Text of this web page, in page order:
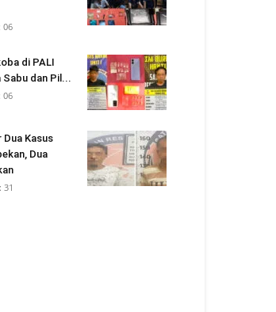
06
di PALI
dan Pil...
06
Dua Kasus
Dua
31